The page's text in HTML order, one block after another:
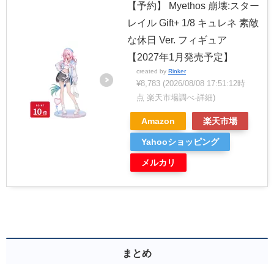
【予約】 Myethos 崩壊:スター
レイル Gift+ 1/8 キュレネ 素敵
な休日 Ver. フィギュア
【2027年1月発売予定】
created by Rinker
¥8,783 (2026/08/08 17:51:12時
点 楽天市場調べ-詳細)
Amazon 楽天市場
Yahooショッピング
メルカリ
まとめ